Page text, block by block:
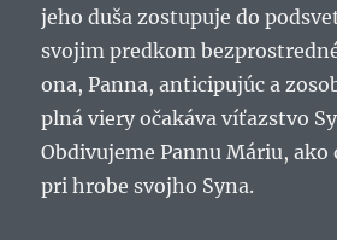
jeho duša zostupuje do
svojim predkom
ona, Panna, anticipujúc a
plná viery očakáva víťazstvo
Obdivujeme Pannu Máriu, ako
pri hrobe svojho Syna.